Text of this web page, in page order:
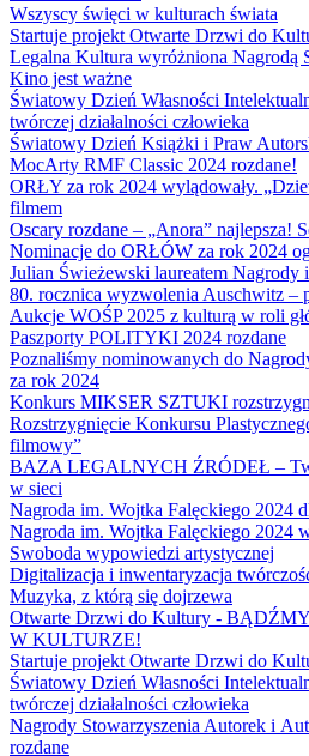
Wszyscy święci w kulturach świata
Startuje projekt Otwarte Drzwi do
Legalna Kultura wyróżniona Nagrodą
Kino jest ważne
Światowy Dzień Własności
twórczej działalności człowieka
Światowy Dzień Książki i Praw
MocArty RMF Classic 2024 rozdane!
ORŁY za rok 2024 wylądowały.
filmem
Oscary rozdane – „Anora” najlepsza!
Nominacje do ORŁÓW za rok 2024
Julian Świeżewski laureatem
80. rocznica wyzwolenia Auschwitz –
Aukcje WOŚP 2025 z kulturą w roli
Paszporty POLITYKI 2024 rozdane
Poznaliśmy nominowanych do
za rok 2024
Konkurs MIKSER SZTUKI
Rozstrzygnięcie Konkursu
filmowy”
BAZA LEGALNYCH ŹRÓDEŁ –
w sieci
Nagroda im. Wojtka Falęckiego 2024
Nagroda im. Wojtka Falęckiego 2024
Swoboda wypowiedzi artystycznej
Digitalizacja i inwentaryzacja
Muzyka, z którą się dojrzewa
Otwarte Drzwi do Kultury -
W KULTURZE!
Startuje projekt Otwarte Drzwi do
Światowy Dzień Własności
twórczej działalności człowieka
Nagrody Stowarzyszenia Autorek i
rozdane